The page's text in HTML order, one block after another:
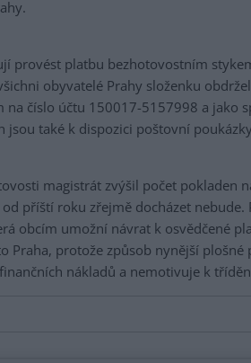
provést platbu bezhotovostním
obyvatelé Prahy složenku
číslo účtu 150017-5157998 a jako
jsou také k dispozici poštovní
magistrát zvýšil počet pokladen
příští roku zřejmě docházet nebude.
obcím umožní návrat k osvědčené
Praha, protože způsob nynější plošné
nákladů a nemotivuje k